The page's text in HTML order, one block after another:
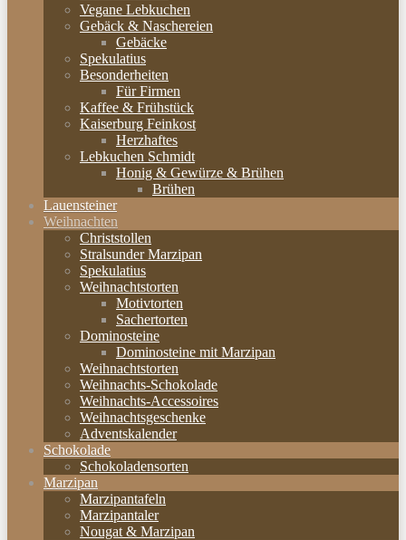
Vegane Lebkuchen
Gebäck & Naschereien
Gebäcke
Spekulatius
Besonderheiten
Für Firmen
Kaffee & Frühstück
Kaiserburg Feinkost
Herzhaftes
Lebkuchen Schmidt
Honig & Gewürze & Brühen
Brühen
Lauensteiner
Weihnachten
Christstollen
Stralsunder Marzipan
Spekulatius
Weihnachtstorten
Motivtorten
Sachertorten
Dominosteine
Dominosteine mit Marzipan
Weihnachtstorten
Weihnachts-Schokolade
Weihnachts-Accessoires
Weihnachtsgeschenke
Adventskalender
Schokolade
Schokoladensorten
Marzipan
Marzipantafeln
Marzipantaler
Nougat & Marzipan